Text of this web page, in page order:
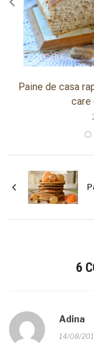
Paine de casa
care
6
Adina
14/08/